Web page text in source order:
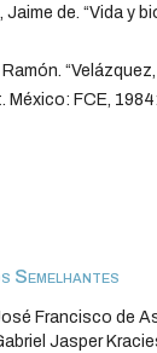
Jaime de. “Vida y
México: FCE,
Semelhantes
Francisco de
Jasper